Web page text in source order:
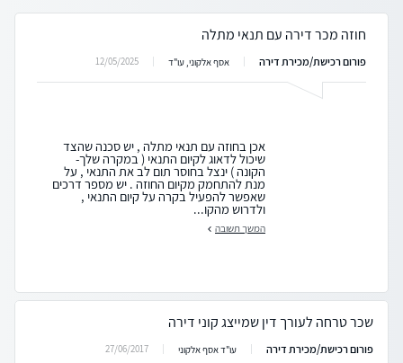
חוזה מכר דירה עם תנאי מתלה
פורום רכישת/מכירת דירה אסף אלקוני, עו"ד 12/05/2025
אכן בחוזה עם תנאי מתלה , יש סכנה שהצד
שיכול לדאוג לקיום התנאי ( במקרה שלך-
הקונה ) ינצל בחוסר תום לב את התנאי , על
מנת להתחמק מקיום החוזה . יש מספר דרכים
שאפשר להפעיל בקרה על קיום התנאי ,
ולדרוש מהקו...
המשך תשובה
שכר טרחה לעורך דין שמייצג קוני דירה
פורום רכישת/מכירת דירה עו"ד אסף אלקוני 27/06/2017